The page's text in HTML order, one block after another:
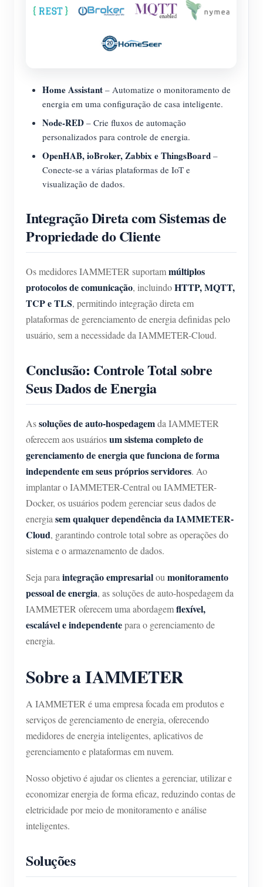
Home Assistant – Automatize o monitoramento de
energia em uma configuração de casa inteligente.
Node-RED – Crie fluxos de automação
personalizados para controle de energia.
OpenHAB, ioBroker, Zabbix e ThingsBoard –
Conecte-se a várias plataformas de IoT e
visualização de dados.
Integração Direta com Sistemas de
Propriedade do Cliente
Os medidores IAMMETER suportammúltiplos
protocolos de comunicação, incluindoHTTP, MQTT,
TCP e TLS, permitindo integração direta em
plataformas de gerenciamento de energia definidas pelo
usuário, sem a necessidade da IAMMETER-Cloud.
Conclusão: Controle Total sobre
Seus Dados de Energia
Assoluções de auto-hospedagemda IAMMETER
oferecem aos usuáriosum sistema completo de
gerenciamento de energia que funciona de forma
independente em seus próprios servidores. Ao
implantar o IAMMETER-Central ou IAMMETER-
Docker, os usuários podem gerenciar seus dados de
energia sem qualquer dependência da IAMMETER-
Cloud, garantindo controle total sobre as operações do
sistema e o armazenamento de dados.
Seja para integração empresarialou monitoramento
pessoal de energia, as soluções de auto-hospedagem da
IAMMETER oferecem uma abordagemflexível,
escalável e independentepara o gerenciamento de
energia.
Sobre a IAMMETER
A IAMMETER é uma empresa focada em produtos e
serviços de gerenciamento de energia, oferecendo
medidores de energia inteligentes, aplicativos de
gerenciamento e plataformas em nuvem.
Nosso objetivo é ajudar os clientes a gerenciar, utilizar e
economizar energia de forma eficaz, reduzindo contas de
eletricidade por meio de monitoramento e análise
inteligentes.
Soluções